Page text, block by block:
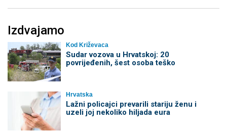
Izdvajamo
Kod Križevaca
Sudar vozova u Hrvatskoj: 20
povrijeđenih, šest osoba teško
Hrvatska
Lažni policajci prevarili stariju ženu i
uzeli joj nekoliko hiljada eura